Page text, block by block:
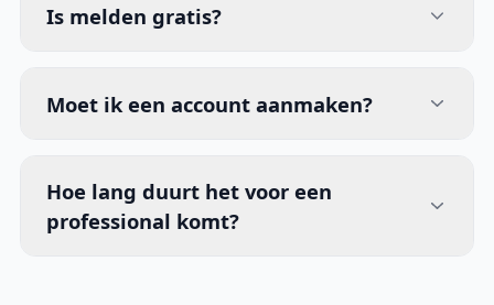
Is melden gratis?
Moet ik een account aanmaken?
Hoe lang duurt het voor een
professional komt?